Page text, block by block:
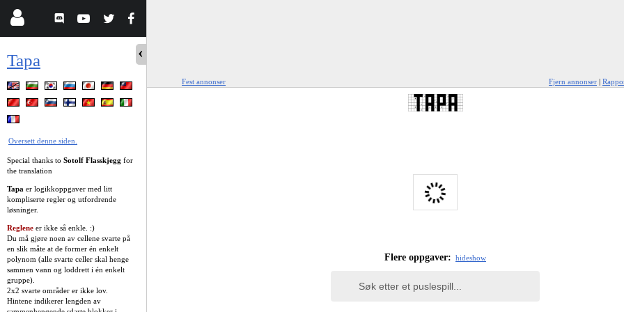
Tapa
Oversett denne siden.
Special thanks to Sotolf Flasskjegg for
the translation
Tapa er logikkoppgaver med litt
kompliserte regler og utfordrende
løsninger.
Reglene er ikke så enkle. :)
Du må gjøre noen av cellene svarte på
en slik måte at de former én enkelt
polynom (alle svarte celler skal henge
sammen vann og loddrett i én enkelt
gruppe).
2x2 svarte områder er ikke lov.
Hintene indikerer lengden av
Fest annonser Fjern annonser |
Flere oppgaver: hideshow